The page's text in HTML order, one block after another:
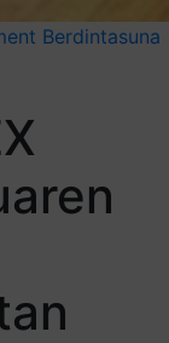
Berdintasuna